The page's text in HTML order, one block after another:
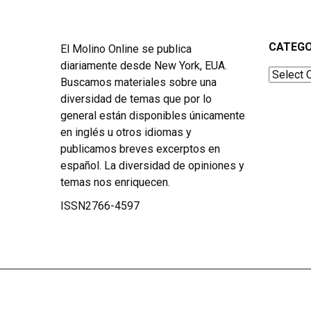
El Molino Online se publica
diariamente desde New York, EUA.
Buscamos materiales sobre una
diversidad de temas que por lo
general están disponibles únicamente
en inglés u otros idiomas y
publicamos breves excerptos en
español. La diversidad de opiniones y
temas nos enriquecen.
ISSN2766-4597